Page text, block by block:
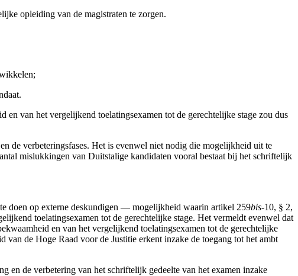
opleiding van de magistraten te zorgen.
van het vergelijkend toelatingsexamen tot de gerechtelijke stage zou dus
de verbeteringsfases. Het is evenwel niet nodig die mogelijkheid uit te
mislukkingen van Duitstalige kandidaten vooral bestaat bij het schriftelijk
doen op externe deskundigen — mogelijkheid waarin artikel 259bis-10, § 2,
toelatingsexamen tot de gerechtelijke stage. Het vermeldt evenwel dat
en van het vergelijkend toelatingsexamen tot de gerechtelijke
de Hoge Raad voor de Justitie erkent inzake de toegang tot het ambt
en de verbetering van het schriftelijk gedeelte van het examen inzake